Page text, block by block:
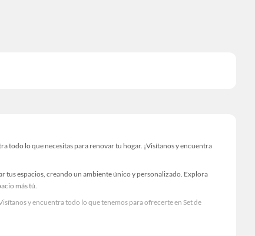
todo lo que necesitas para renovar tu hogar. ¡Visítanos y encuentra
tus espacios, creando un ambiente único y personalizado. Explora
más tú.
y encuentra todo lo que tenemos para ofrecerte en Set de